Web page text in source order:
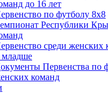
до 16 лет
по футболу 8х8
Республики
среди женских
младше
Первенства по
команд